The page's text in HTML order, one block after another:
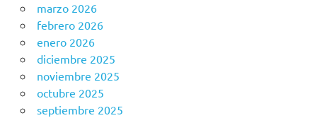
marzo 2026
febrero 2026
enero 2026
diciembre 2025
noviembre 2025
octubre 2025
septiembre 2025